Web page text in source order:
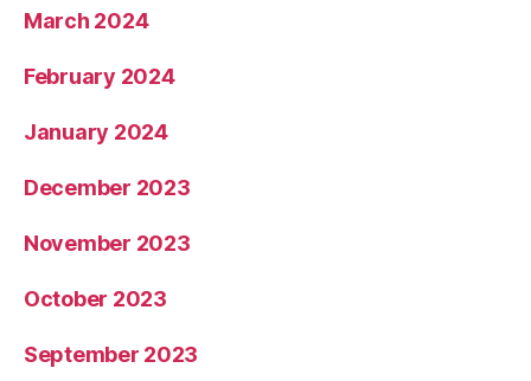
March 2024
February 2024
January 2024
December 2023
November 2023
October 2023
September 2023